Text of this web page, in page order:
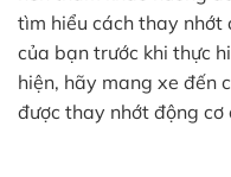
tìm hiểu cách thay nhớt
của bạn trước khi thực
hiện, hãy mang xe đến
được thay nhớt động cơ